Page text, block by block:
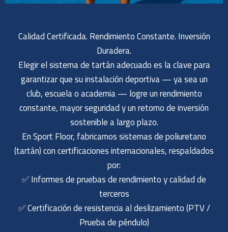
Calidad Certificada. Rendimiento Constante. Inversión
Duradera.
Elegir el sistema de tartán adecuado es la clave para
garantizar que su instalación deportiva — ya sea un
club, escuela o academia — logre un rendimiento
constante, mayor seguridad y un retorno de inversión
sostenible a largo plazo.
En Sport Floor, fabricamos sistemas de poliuretano
(tartán) con certificaciones internacionales, respaldados
por:
✅ Informes de pruebas de rendimiento y calidad de
terceros
✅ Certificación de resistencia al deslizamiento (PTV /
Prueba de péndulo)